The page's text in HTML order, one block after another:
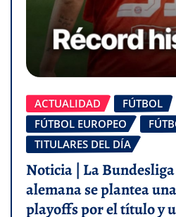
ACTUALIDAD
FÚTBOL
FÚTBOL EUROPEO
TITULARES DEL DÍA
Noticia | La
alemana se plantea
playoffs por el título y